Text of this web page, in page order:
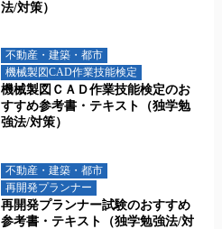
法/対策）
不動産・建築・都市
機械製図CAD作業技能検定
機械製図ＣＡＤ作業技能検定のお
すすめ参考書・テキスト（独学勉
強法/対策）
不動産・建築・都市
再開発プランナー
再開発プランナー試験のおすすめ
参考書・テキスト（独学勉強法/対